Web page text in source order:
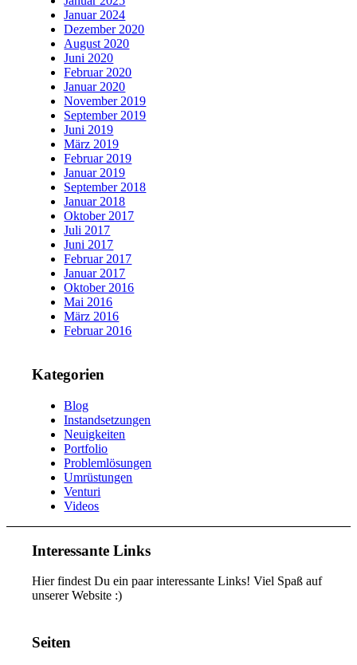
Januar 2024
Dezember 2020
August 2020
Juni 2020
Februar 2020
Januar 2020
November 2019
September 2019
Juni 2019
März 2019
Februar 2019
Januar 2019
September 2018
Januar 2018
Oktober 2017
Juli 2017
Juni 2017
Februar 2017
Januar 2017
Oktober 2016
Mai 2016
März 2016
Februar 2016
Kategorien
Blog
Instandsetzungen
Neuigkeiten
Portfolio
Problemlösungen
Umrüstungen
Venturi
Videos
Interessante Links
Hier findest Du ein paar interessante Links! Viel Spaß auf
unserer Website :)
Seiten